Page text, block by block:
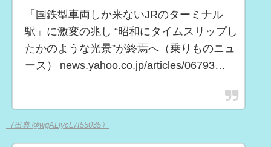
「国鉄型車両しか来ないJRのターミナル
駅」に激変の兆し “昭和にタイムスリップし
たかのような光景”が終焉へ（乗りものニュ
ース） news.yahoo.co.jp/articles/06793…
（出典 @wgALlycL7I55035）